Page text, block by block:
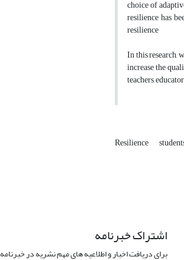
choice of
resilience has
resilience
In this research,
increase the
teachers,
Resilience
اشتراک خبرنامه
برای دریافت اخبار و اطلاعیه های مهم نشریه در خبرنامه